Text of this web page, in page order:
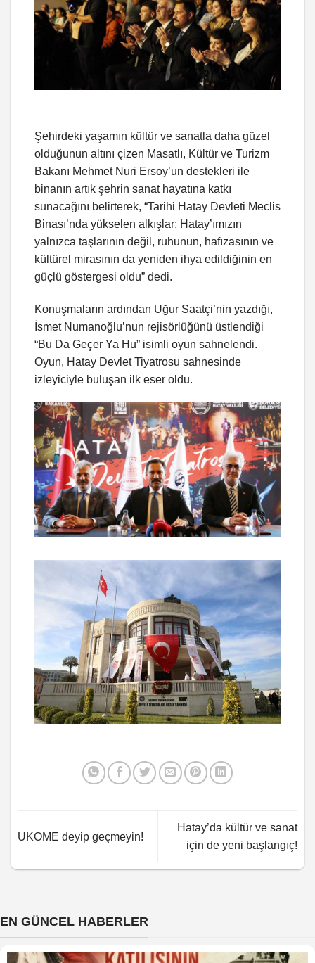
Şehirdeki yaşamın kültür ve sanatla daha güzel
olduğunun altını çizen Masatlı, Kültür ve Turizm
Bakanı Mehmet Nuri Ersoy’un destekleri ile
binanın artık şehrin sanat hayatına katkı
sunacağını belirterek, “Tarihi Hatay Devleti Meclis
Binası’nda yükselen alkışlar; Hatay’ımızın
yalnızca taşlarının değil, ruhunun, hafızasının ve
kültürel mirasının da yeniden ihya edildiğinin en
güçlü göstergesi oldu” dedi.
Konuşmaların ardından Uğur Saatçi’nin yazdığı,
İsmet Numanoğlu’nun rejisörlüğünü üstlendiği
“Bu Da Geçer Ya Hu” isimli oyun sahnelendi.
Oyun, Hatay Devlet Tiyatrosu sahnesinde
izleyiciyle buluşan ilk eser oldu.
UKOME deyip geçmeyin!
Hatay’da kültür ve sanat
için de yeni başlangıç!
EN GÜNCEL HABERLER